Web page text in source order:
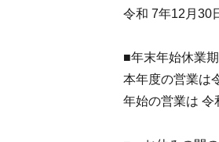
令和 7年12月30
■年末年始休業
本年度の営業は
年始の営業は 令